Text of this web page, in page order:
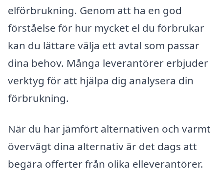
elförbrukning. Genom att ha en god
förståelse för hur mycket el du förbrukar
kan du lättare välja ett avtal som passar
dina behov. Många leverantörer erbjuder
verktyg för att hjälpa dig analysera din
förbrukning.
När du har jämfört alternativen och varmt
övervägt dina alternativ är det dags att
begära offerter från olika elleverantörer.